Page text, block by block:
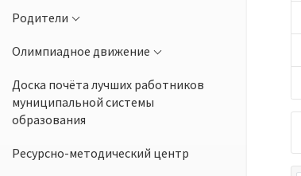
Родители
Олимпиадное движение
Доска почёта лучших работников
муниципальной системы
образования
Ресурсно-методический центр